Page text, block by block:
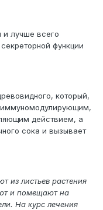
и лучше всего
функции
который,
действием, а
сока и вызывает
из листьев растения
и помещают на
На курс лечения